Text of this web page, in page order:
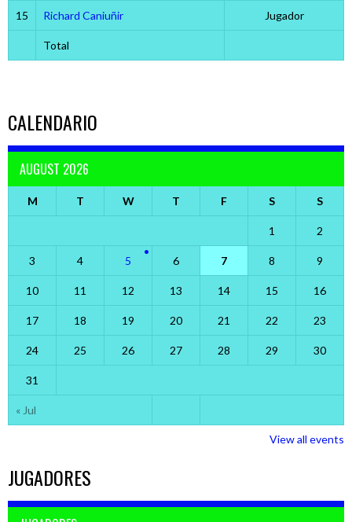
15 Richard Caniuñir Jugador
Total
CALENDARIO
AUGUST 2026
M T W T F S S
« Jul
1 2
3 4 5 6 7 8 9
10 11 12 13 14 15 16
17 18 19 20 21 22 23
24 25 26 27 28 29 30
31
View all events
JUGADORES